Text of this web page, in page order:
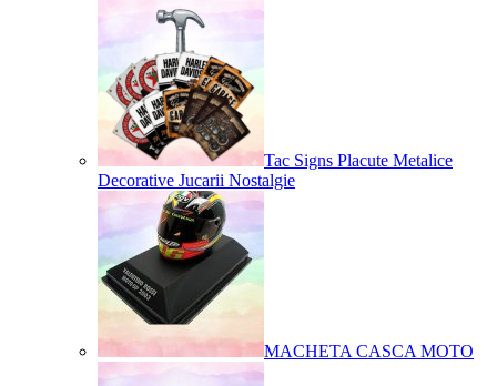
Tac Signs Placute Metalice
Decorative Jucarii Nostalgie
MACHETA CASCA MOTO